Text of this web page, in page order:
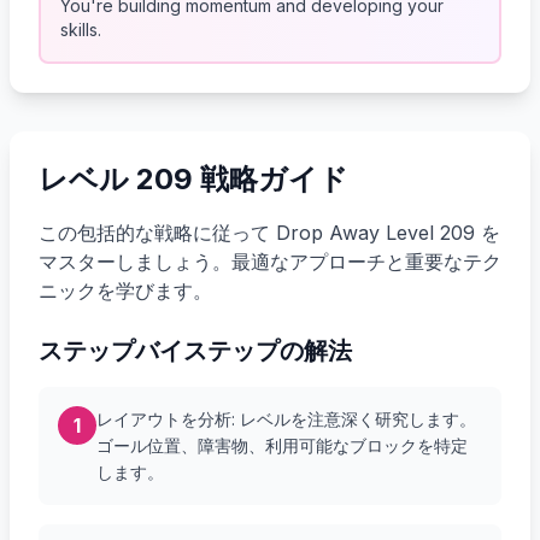
You're building momentum and developing your
skills.
レベル 209 戦略ガイド
この包括的な戦略に従って Drop Away Level 209 を
マスターしましょう。最適なアプローチと重要なテク
ニックを学びます。
ステップバイステップの解法
1
レイアウトを分析: レベルを注意深く研究します。
ゴール位置、障害物、利用可能なブロックを特定
します。